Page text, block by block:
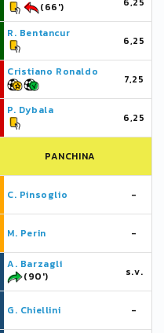
(66')
R. Bentancur
6,25
Cristiano Ronaldo
7,25
P. Dybala
6,25
PANCHINA
C. Pinsoglio -
M. Perin -
A. Barzagli
(90')
s.v.
G. Chiellini -